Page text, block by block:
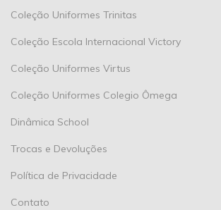
Coleção Uniformes Trinitas
Coleção Escola Internacional Victory
Coleção Uniformes Virtus
Coleção Uniformes Colegio Ômega
Dinâmica School
Trocas e Devoluções
Política de Privacidade
Contato